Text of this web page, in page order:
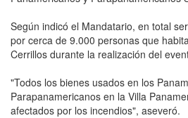
Según indicó el Mandatario, en total
por cerca de 9.000 personas que
Cerrillos durante la realización del
"Todos los bienes usados en los
Parapanamericanos en la Villa
afectados por los incendios", aseveró.